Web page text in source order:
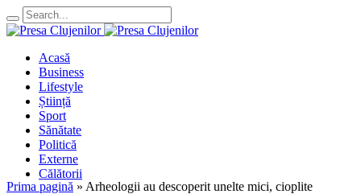
Acasă
Business
Lifestyle
Știință
Sport
Sănătate
Politică
Externe
Călătorii
Prima pagină » Arheologii au descoperit unelte mici, cioplite